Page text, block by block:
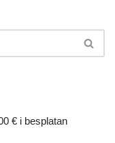
€ i besplatan